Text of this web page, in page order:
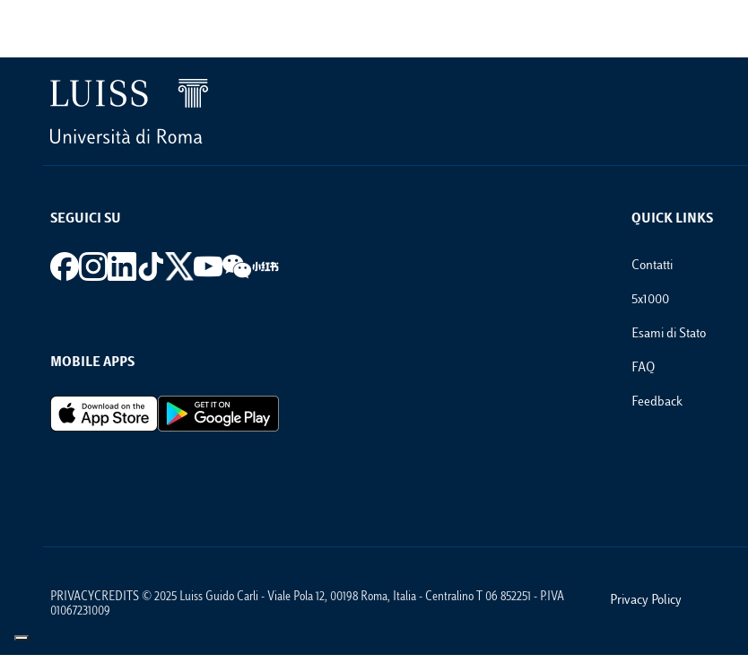
SEGUICI SU
Footer social
MOBILE APPS
Footer Apps
QUICK LINKS
Footer Links
Contatti
5x1000
Esami di Stato
FAQ
Feedback
PRIVACYCREDITS © 2025 Luiss Guido Carli - Viale Pola 12, 00198 Roma, Italia - Centralino T 06 852251 - P.IVA
01067231009
Footer Policies
Privacy Policy